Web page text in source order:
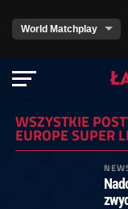
WSZYSTKIE
EUROPE SUPER